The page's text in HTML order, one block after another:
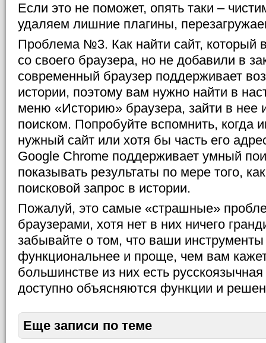
Если это не поможет, опять таки –
удаляем лишние плагины,
Проблема №3. Как найти сайт, который
со своего браузера, но не добавили в
современный браузер поддерживает
истории, поэтому вам нужно найти в
меню «Историю» браузера, зайти в нее
поиском. Попробуйте вспомнить, когда
нужный сайт или хотя бы часть его
Google Chrome поддерживает умный
показывать результаты по мере того,
поисковой запрос в истории.
Пожалуй, это самые «страшные»
браузерами, хотя нет в них ничего
забывайте о том, что ваши
функциональнее и проще, чем вам
большинстве из них есть
доступно объясняются функции и
Еще записи по теме